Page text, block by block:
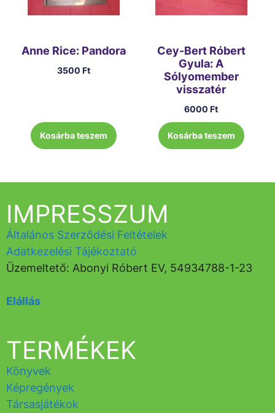
Anne Rice: Pandora
3500Ft
Kosárba teszem
Cey-Bert Róbert
Gyula: A
Sólyomember
visszatér
6000Ft
Kosárba teszem
TERMÉKEK
Könyvek
Képregények
Társasjátékok
IMPRESSZUM
Általános Szerződési Feltételek
Adatkezelési Tájékoztató
Üzemeltető: Abonyi Róbert EV, 54934788-1-23
Elállás